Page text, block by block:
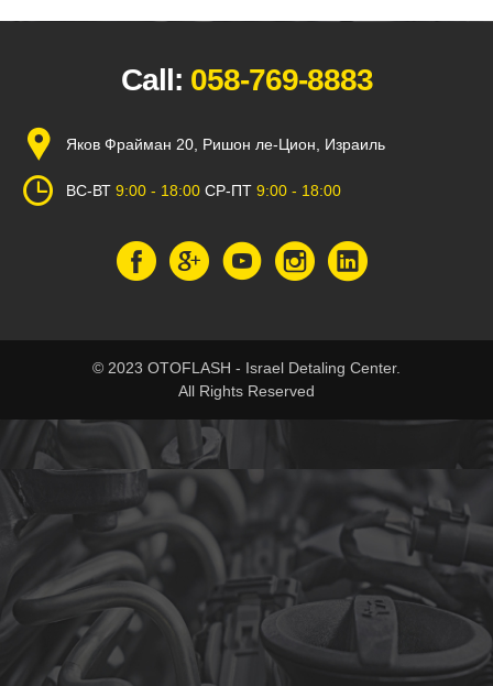
Call: 058-769-8883
Яков Фрайман 20, Ришон ле-Цион, Израиль
ВС-ВТ 9:00 - 18:00 СР-ПТ 9:00 - 18:00
© 2023 OTOFLASH - Israel Detaling Center.
All Rights Reserved